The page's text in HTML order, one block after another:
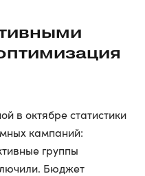
в октябре статистики
кампаний:
группы
Бюджет